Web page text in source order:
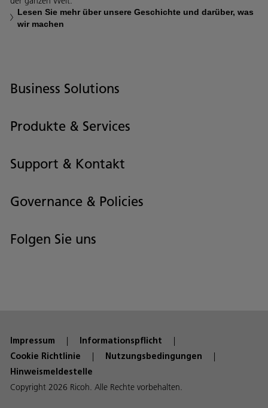
Lesen Sie mehr über unsere Geschichte und darüber, was
wir machen
Business Solutions
Produkte & Services
Support & Kontakt
Governance & Policies
Folgen Sie uns
Impressum
Informationspflicht
Cookie Richtlinie
Nutzungsbedingungen
Hinweismeldestelle
Copyright 2026 Ricoh. Alle Rechte vorbehalten.